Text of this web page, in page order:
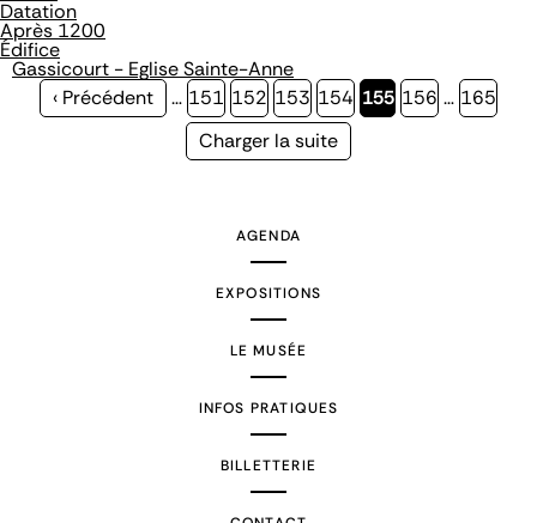
Datation
Après 1200
Édifice
Gassicourt - Eglise Sainte-Anne
Page
‹ Précédent … Page
151 Page
152 Page
153 Page
154 Page
155 Page
156 … Page
165
Page
Charger la suite
AGENDA
EXPOSITIONS
LE MUSÉE
INFOS PRATIQUES
BILLETTERIE